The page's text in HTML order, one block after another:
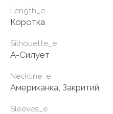
Length_e
Коротка
Silhouette_e
A-Силует
Neckline_e
Американка, Закритий
Sleeves_e